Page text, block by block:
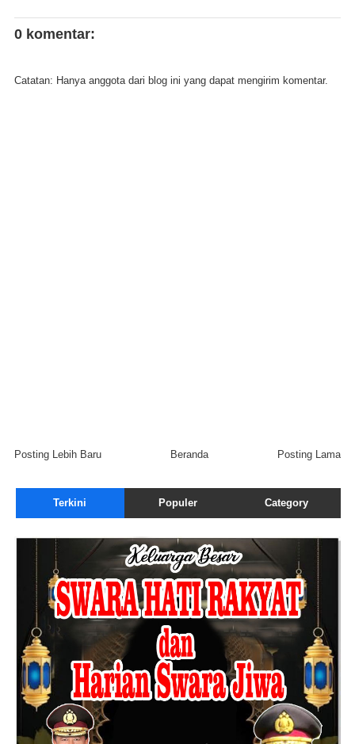
0 komentar:
Catatan: Hanya anggota dari blog ini yang dapat mengirim komentar.
Posting Lebih Baru Posting Lama
Beranda
Terkini Populer Category